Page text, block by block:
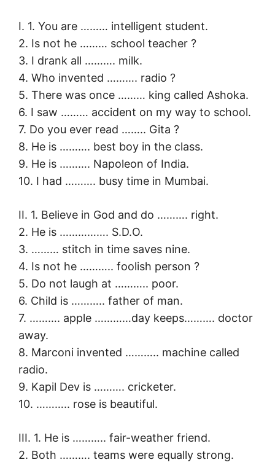
I. 1. You are ……… intelligent student.
2. Is not he ……… school teacher ?
3. I drank all ………. milk.
4. Who invented ………. radio ?
5. There was once ……… king called Ashoka.
6. I saw ……… accident on my way to school.
7. Do you ever read …….. Gita ?
8. He is ………. best boy in the class.
9. He is ………. Napoleon of India.
10. I had ………. busy time in Mumbai.
II. 1. Believe in God and do ………. right.
2. He is ……………. S.D.O.
3. ……… stitch in time saves nine.
4. Is not he ……….. foolish person ?
5. Do not laugh at ……….. poor.
6. Child is ……….. father of man.
7. ………. apple …………day keeps………. doctor
away.
8. Marconi invented ……….. machine called
radio.
9. Kapil Dev is ………. cricketer.
10. ……….. rose is beautiful.
III. 1. He is ……….. fair-weather friend.
2. Both ………. teams were equally strong.